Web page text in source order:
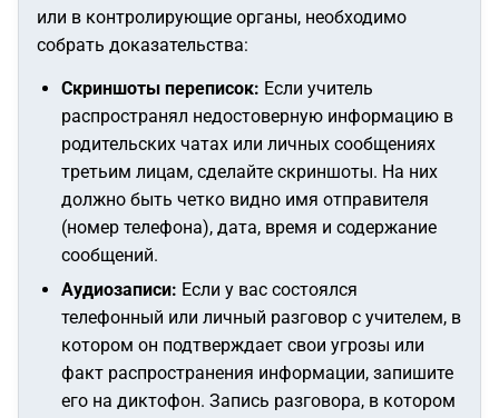
или в контролирующие органы, необходимо
собрать доказательства:
Скриншоты переписок: Если учитель
распространял недостоверную информацию в
родительских чатах или личных сообщениях
третьим лицам, сделайте скриншоты. На них
должно быть четко видно имя отправителя
(номер телефона), дата, время и содержание
сообщений.
Аудиозаписи: Если у вас состоялся
телефонный или личный разговор с учителем, в
котором он подтверждает свои угрозы или
факт распространения информации, запишите
его на диктофон. Запись разговора, в котором